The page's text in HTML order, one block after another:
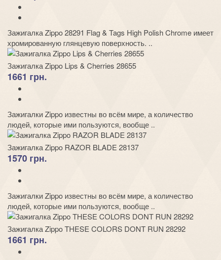
Зажигалка Zippo 28291 Flag & Tags High Polish Chrome имеет
хромированную глянцевую поверхность. ..
Зажигалка Zippo Lips & Cherries 28655
1661 грн.
Зажигалки Zippo известны во всём мире, а количество
людей, которые ими пользуются, вообще ..
Зажигалка Zippo RAZOR BLADE 28137
1570 грн.
Зажигалки Zippo известны во всём мире, а количество
людей, которые ими пользуются, вообще ..
Зажигалка Zippo THESE COLORS DONT RUN 28292
1661 грн.